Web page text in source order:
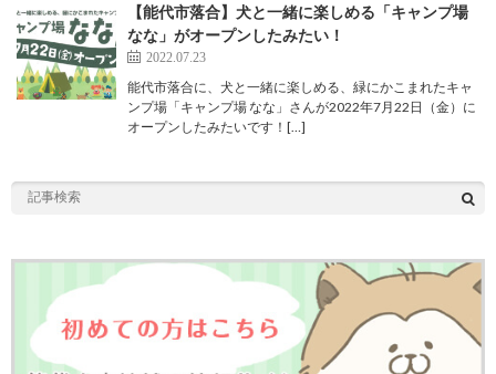
【能代市落合】犬と一緒に楽しめる「キャンプ場
なな」がオープンしたみたい！
2022.07.23
能代市落合に、犬と一緒に楽しめる、緑にかこまれたキャ
ンプ場「キャンプ場 なな」さんが2022年7月22日（金）に
オープンしたみたいです！[…]